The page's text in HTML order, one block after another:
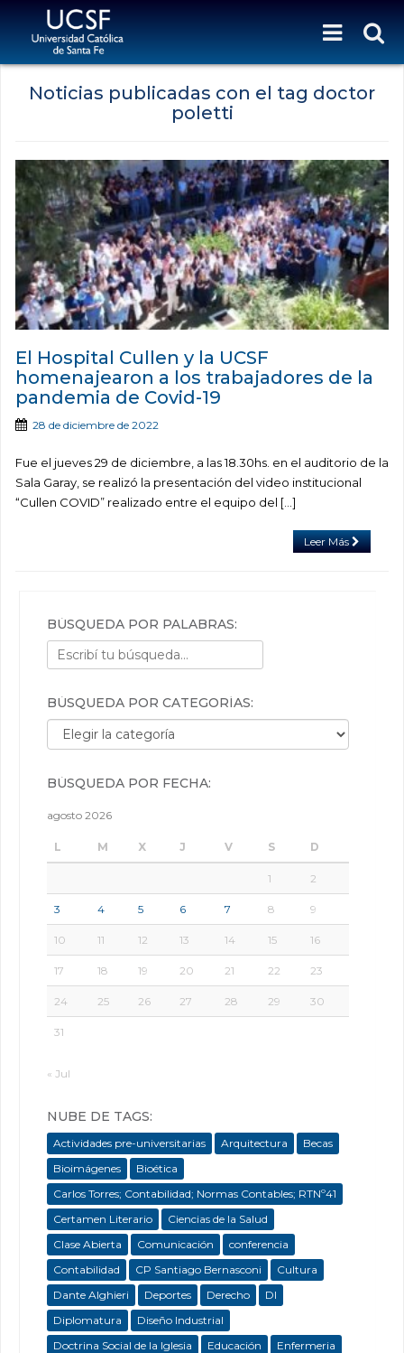
Noticias publicadas con el tag doctor
poletti
El Hospital Cullen y la UCSF
homenajearon a los trabajadores de la
pandemia de Covid-19
28 de diciembre de 2022
Fue el jueves 29 de diciembre, a las 18.30hs. en el auditorio de la
Sala Garay, se realizó la presentación del video institucional
“Cullen COVID” realizado entre el equipo del […]
Leer Más
BÚSQUEDA POR PALABRAS:
BÚSQUEDA POR CATEGORÍAS:
Búsqueda por categorías:
BÚSQUEDA POR FECHA:
agosto 2026
L M X J V S D
1 2
3 4 5 6 7 8 9
10 11 12 13 14 15 16
17 18 19 20 21 22 23
24 25 26 27 28 29 30
31
« Jul
NUBE DE TAGS:
Actividades pre-universitarias Arquitectura
Becas
Bioimágenes
Bioética
Carlos Torres; Contabilidad; Normas Contables; RTNº41
Certamen Literario
Ciencias de la Salud
Clase Abierta
Comunicación
conferencia
Contabilidad
CP Santiago Bernasconi
Cultura
Dante Alghieri
Deportes Derecho
DI
Diplomatura
Diseño Industrial
Doctrina Social de la Iglesia
Educación
Enfermeria